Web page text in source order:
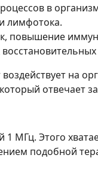
в
лимфотока.
повышение
на
отвечает
1 МГц. Этого
подобной